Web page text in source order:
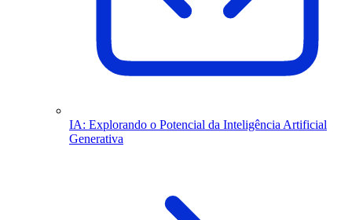
IA: Explorando o Potencial da Inteligência Artificial
Generativa